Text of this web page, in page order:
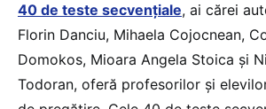
40 de teste secvențiale, ai cărei
Florin Danciu, Mihaela Cojocnean,
Domokos, Mioara Angela Stoica și
Todoran, oferă profesorilor și